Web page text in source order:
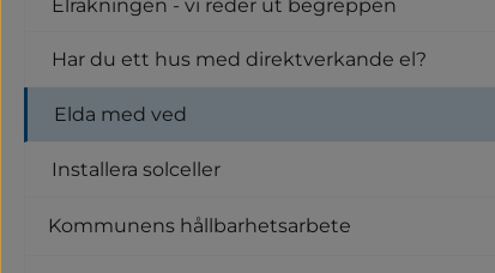
Elräkningen - vi reder ut begreppen
Har du ett hus med direktverkande el?
Elda med ved
Installera solceller
Kommunens hållbarhetsarbete